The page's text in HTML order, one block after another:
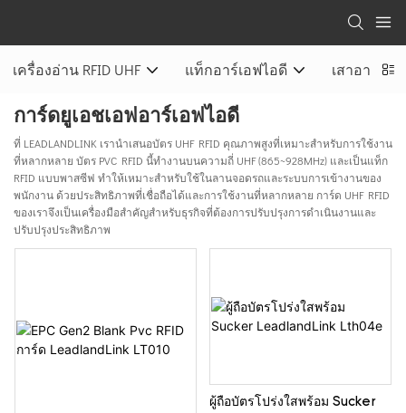
เครื่องอ่าน RFID UHF แท็กอาร์เอฟไอดี เสาอากาศ
การ์ดยูเอชเอฟอาร์เอฟไอดี
ที่ LEADLANDLINK เรานำเสนอบัตร UHF RFID คุณภาพสูงที่เหมาะสำหรับการใช้งาน
ที่หลากหลาย บัตร PVC RFID นี้ทำงานบนความถี่ UHF (865~928MHz) และเป็นแท็ก
RFID แบบพาสซีฟ ทำให้เหมาะสำหรับใช้ในลานจอดรถและระบบการเข้างานของ
พนักงาน ด้วยประสิทธิภาพที่เชื่อถือได้และการใช้งานที่หลากหลาย การ์ด UHF RFID
ของเราจึงเป็นเครื่องมือสำคัญสำหรับธุรกิจที่ต้องการปรับปรุงการดำเนินงานและ
ปรับปรุงประสิทธิภาพ
ผู้ถือบัตรโปร่งใสพร้อม Sucker